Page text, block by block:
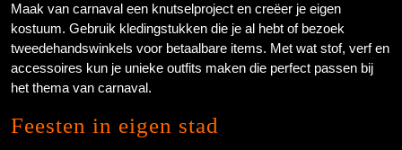
Maak van carnaval een knutselproject en creëer je eigen
kostuum. Gebruik kledingstukken die je al hebt of bezoek
tweedehandswinkels voor betaalbare items. Met wat stof, verf en
accessoires kun je unieke outfits maken die perfect passen bij
het thema van carnaval.
Feesten in eigen stad